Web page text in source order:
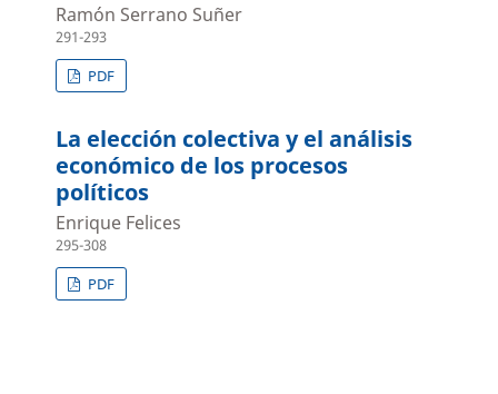
Ramón Serrano Suñer
291-293
PDF
La elección colectiva y el análisis
económico de los procesos
políticos
Enrique Felices
295-308
PDF